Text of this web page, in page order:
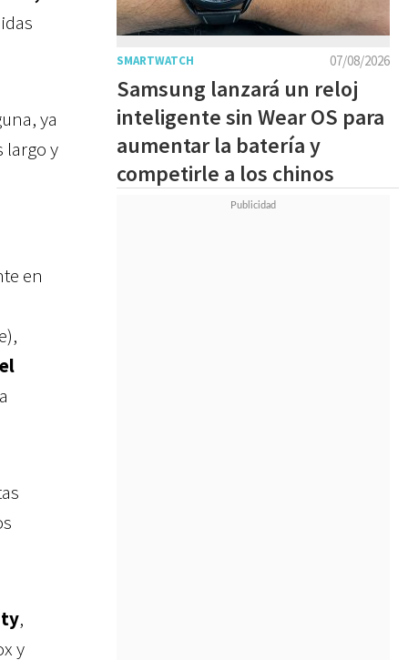
ya
largo y
en
,
y
07/08/2026
SMARTWATCH
Samsung lanzará un reloj
inteligente sin Wear OS para
aumentar la batería y
competirle a los chinos